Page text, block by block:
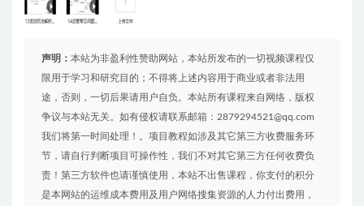
声明： 本站为非盈利性赞助网站，本站所发布的一切视频课程仅
限用于学习和研究目的；不得将上述内容用于商业或者非法用
途，否则，一切后果请用户自负。本站所有课程来自网络，版权
争议与本站无关。如有侵权请联系邮箱：2879294521@qq.com
我们将第一时间处理！。项目教程如涉及其它第三方收费服务环
节，请自行判断项目可操作性，我们不对其它第三方任何收费负
责！第三方软件也请谨慎使用，本站不出售课程，你支付的积分
是本网站的运维成本费用及用户网络搜集资源的人力付出费用，